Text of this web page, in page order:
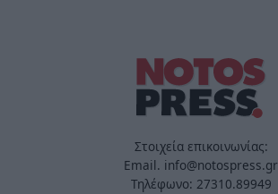
Στοιχεία επικοινωνίας:
Email. info@notospress.gr
Τηλέφωνο: 27310.89949